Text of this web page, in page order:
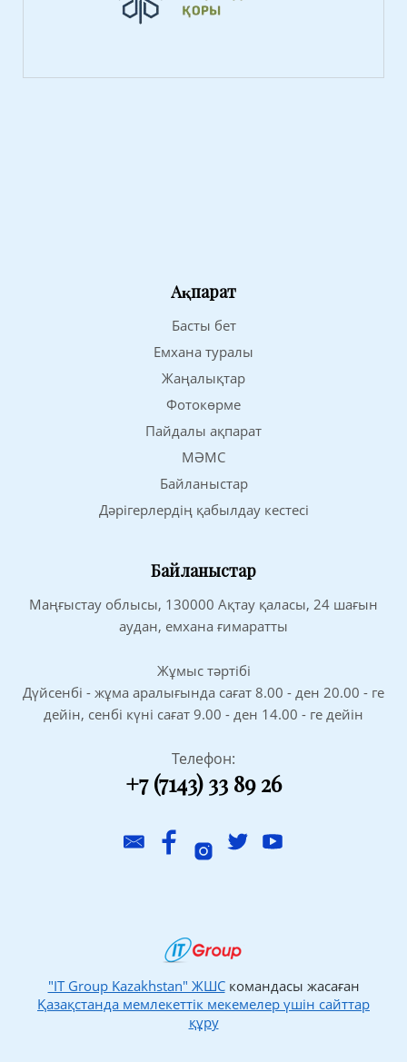
Ақпарат
Басты бет
Емхана туралы
Жаңалықтар
Фотокөрме
Пайдалы ақпарат
МӘМС
Байланыстар
Дәрігерлердің қабылдау кестесі
Байланыстар
Маңғыстау облысы, 130000 Ақтау қаласы, 24 шағын
аудан, емхана ғимаратты
Жұмыс тәртібі
Дүйсенбі - жұма аралығында сағат 8.00 - ден 20.00 - ге
дейін, сенбі күні сағат 9.00 - ден 14.00 - ге дейін
Телефон:
+7 (7143) 33 89 26
"IT Group Kazakhstan" ЖШСкомандасы жасаған
Қазақстанда мемлекеттік мекемелер үшін сайттар
құру